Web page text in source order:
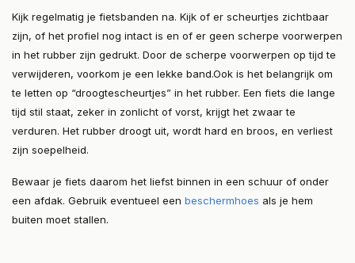
Kijk regelmatig je fietsbanden na. Kijk of er scheurtjes zichtbaar
zijn, of het profiel nog intact is en of er geen scherpe voorwerpen
in het rubber zijn gedrukt. Door de scherpe voorwerpen op tijd te
verwijderen, voorkom je een lekke band.Ook is het belangrijk om
te letten op “droogtescheurtjes” in het rubber. Een fiets die lange
tijd stil staat, zeker in zonlicht of vorst, krijgt het zwaar te
verduren. Het rubber droogt uit, wordt hard en broos, en verliest
zijn soepelheid.
Bewaar je fiets daarom het liefst binnen in een schuur of onder
een afdak. Gebruik eventueel een beschermhoes als je hem
buiten moet stallen.